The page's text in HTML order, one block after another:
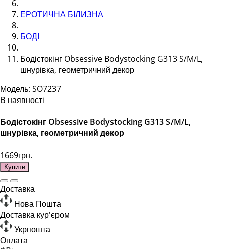
ЕРОТИЧНА БІЛИЗНА
БОДІ
Бодістокінг Obsessive Bodystocking G313 S/M/L,
шнурівка, геометричний декор
Модель: SO7237
В наявності
Бодістокінг Obsessive Bodystocking G313 S/M/L,
шнурівка, геометричний декор
1669грн.
Купити
Доставка
Нова Пошта
Доставка кур'єром
Укрпошта
Оплата